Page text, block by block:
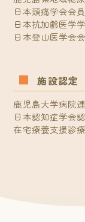
日本頭痛学会会員
日本抗加齢医学
日本登山医学会
施設認定
鹿児島大学病院
日本認知症学会
在宅療養支援診